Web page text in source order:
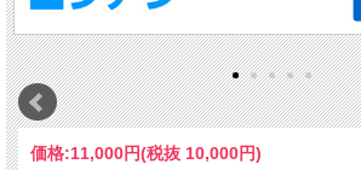
価格:11,000円(税抜 10,000円)